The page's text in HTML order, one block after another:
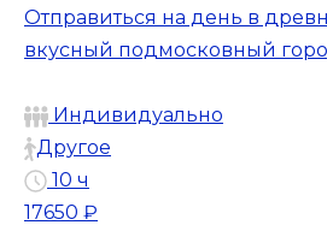
Отправиться на день в
вкусный подмосковный
Индивидуально
Другое
10 ч
17650 ₽